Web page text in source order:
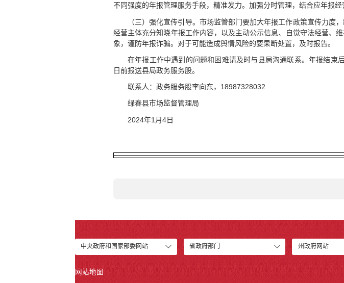
不同强度的年报管理服务手段，精准发力。加强分时管理，结合应年报
（三）强化宣传引导。市场监管部门要加大年报工作政策宣传力度
经营主体充分知晓年报工作内容，以及主动公示信息、自觉守法经营、
象，谨防年报诈骗。对于可能造成舆情风险的要果断处置，及时报告。
在年报工作中遇到的问题和困难请及时与县局沟通联系。年报结
日前报送县局政务服务股。
联系人：政务服务股李向东，18987328032
绿春县市场监督管理局
2024年1月4日
中央政府和国家部委网站 省政府部门 州政府网站
网站地图